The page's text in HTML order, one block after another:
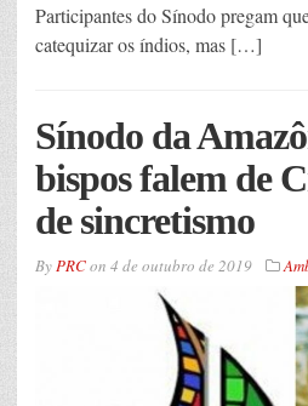
Participantes do Sínodo pregam
catequizar os índios, mas […]
Sínodo da
bispos falem de
de sincretismo
ByPRCon 4 de outubro de 2019